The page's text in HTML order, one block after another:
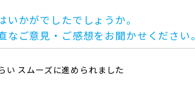
いかがでしたでしょうか。
なご意見・ご感想をお聞かせください。
い スムーズに進められました